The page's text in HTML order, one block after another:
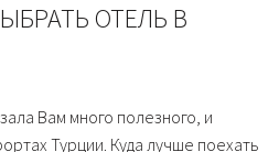
ОТЕЛЬ В
Вам много полезного, и
Турции. Куда лучше поехать